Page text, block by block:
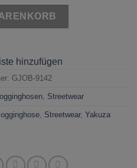
hinzufügen
GJOB-9142
, Streetwear
, Streetwear, Yakuza